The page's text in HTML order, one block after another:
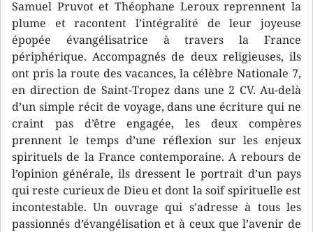
Samuel Pruvot et Théophane Leroux reprennent la
plume et racontent l’intégralité de leur joyeuse
épopée évangélisatrice à travers la France
périphérique. Accompagnés de deux religieuses, ils
ont pris la route des vacances, la célèbre Nationale 7,
en direction de Saint-Tropez dans une 2 CV. Au-delà
d’un simple récit de voyage, dans une écriture qui ne
craint pas d’être engagée, les deux compères
prennent le temps d’une réflexion sur les enjeux
spirituels de la France contemporaine. A rebours de
l’opinion générale, ils dressent le portrait d’un pays
qui reste curieux de Dieu et dont la soif spirituelle est
incontestable. Un ouvrage qui s’adresse à tous les
passionnés d’évangélisation et à ceux que l’avenir de